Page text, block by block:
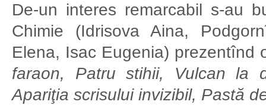
De-un interes remarcabil s-au
Chimie (Idrisova Aina,
Elena, Isac Eugenia) prezentînd
faraon, Patru stihii, Vulcan la
Apariţia scrisului invizibil, Pastă